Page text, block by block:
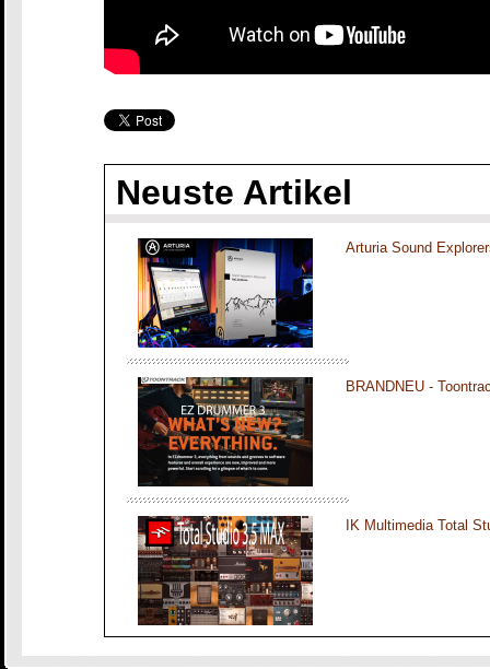
Neuste Artikel
Arturia Sound
BRANDNEU -
IK Multimedia Total